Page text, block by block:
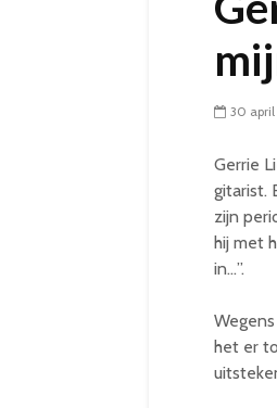
30 april
Gerrie
gitarist.
zijn
hij met
in…”.
het er